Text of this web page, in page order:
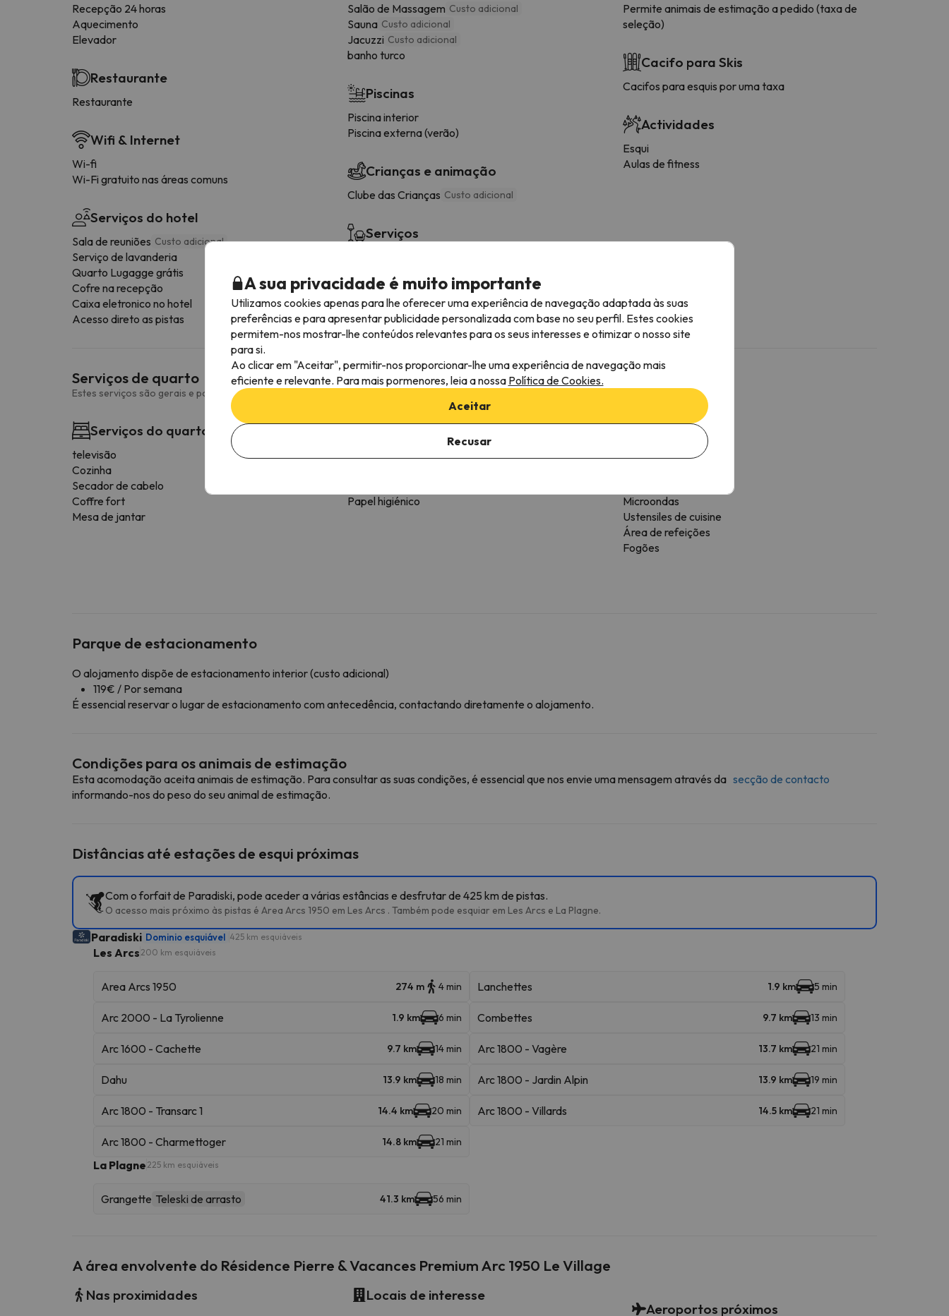
Recepção 24 horas
Aquecimento
Elevador
Restaurante
Restaurante
Wifi & Internet
Wi-fi
Wi-Fi gratuito nas áreas comuns
Serviços do hotel
Sala de reuniões Custo adicional
Serviço de lavanderia
Quarto Lugagge grátis
Cofre na recepção
Caixa eletronico no hotel
Acesso direto as pistas
Salão de Massagem Custo adicional
Sauna Custo adicional
Jacuzzi Custo adicional
banho turco
Piscinas
Piscina interior
Piscina externa (verão)
Crianças e animação
Clube das Crianças Custo adicional
Serviços
Permite animais de estimação a pedido (taxa de
seleção)
Cacifo para Skis
Cacifos para esquis por uma taxa
Actividades
Esqui
Aulas de fitness
Serviços de quarto
Estes serviços são gerais e podem variar consoante o tipo de quarto.
Serviços do quarto
televisão
Cozinha
Secador de cabelo
Coffre fort
Mesa de jantar
Papel higiénico
Mais serviços
Toalhas disponíveis
Microondas
Ustensiles de cuisine
Área de refeições
Fogões
Parque de estacionamento
O alojamento dispõe de estacionamento interior (custo adicional)
119€ / Por semana
É essencial reservar o lugar de estacionamento com antecedência, contactando diretamente o alojamento.
Condições para os animais de estimação
Esta acomodação aceita animais de estimação. Para consultar as suas condições, é essencial que nos envie uma mensagem através da secção de contacto
informando-nos do peso do seu animal de estimação.
Distâncias até estações de esqui próximas
Com o forfait de Paradiski, pode aceder a várias estâncias e desfrutar de 425 km de pistas.
O acesso mais próximo às pistas é Area Arcs 1950 em Les Arcs . Também pode esquiar em Les Arcs e La Plagne.
Paradiski Dominio esquiável 425 km esquiáveis
Les Arcs 200 km esquiáveis
Area Arcs 1950 274 m 4 min Lanchettes 1.9 km 5 min
Arc 2000 - La Tyrolienne 1.9 km 6 min Combettes 9.7 km 13 min
Arc 1600 - Cachette 9.7 km 14 min Arc 1800 - Vagère 13.7 km 21 min
Dahu 13.9 km 18 min Arc 1800 - Jardin Alpin 13.9 km 19 min
Arc 1800 - Transarc 1 14.4 km 20 min Arc 1800 - Villards 14.5 km 21 min
Arc 1800 - Charmettoger 14.8 km 21 min
La Plagne 225 km esquiáveis
Grangette Teleski de arrasto 41.3 km 56 min
A área envolvente do Résidence Pierre & Vacances Premium Arc 1950 Le Village
Nas proximidades
Locais de interesse
Aeroportos próximos
A sua privacidade é muito importante
Utilizamos cookies apenas para lhe oferecer uma experiência de navegação adaptada às suas
preferências e para apresentar publicidade personalizada com base no seu perfil. Estes cookies
permitem-nos mostrar-lhe conteúdos relevantes para os seus interesses e otimizar o nosso site
para si.
Ao clicar em "Aceitar", permitir-nos proporcionar-lhe uma experiência de navegação mais
eficiente e relevante. Para mais pormenores, leia a nossa Política de Cookies.
Aceitar
Recusar